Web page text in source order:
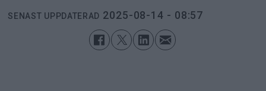
SENAST UPPDATERAD 2025-08-14 - 08:57